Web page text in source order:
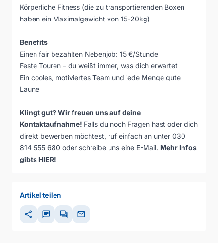
Körperliche Fitness (die zu transportierenden Boxen
haben ein Maximalgewicht von 15-20kg)
Benefits
Einen fair bezahlten Nebenjob: 15 €/Stunde
Feste Touren – du weißt immer, was dich erwartet
Ein cooles, motiviertes Team und jede Menge gute
Laune
Klingt gut? Wir freuen uns auf deine
Kontaktaufnahme! Falls du noch Fragen hast oder dich
direkt bewerben möchtest, ruf einfach an unter 030
814 555 680 oder schreibe uns eine E-Mail. Mehr Infos
gibts HIER!
Artikel teilen
share chat forum mail